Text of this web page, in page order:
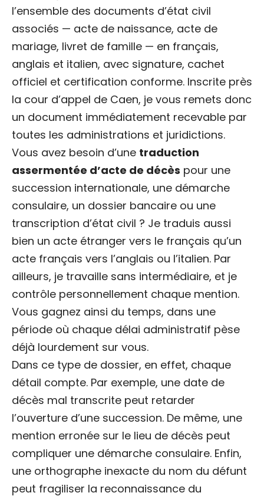
l’ensemble des documents d’état civil
associés — acte de naissance, acte de
mariage, livret de famille — en français,
anglais et italien, avec signature, cachet
officiel et certification conforme. Inscrite près
la cour d’appel de Caen, je vous remets donc
un document immédiatement recevable par
toutes les administrations et juridictions.
Vous avez besoin d’une traduction
assermentée d’acte de décès pour une
succession internationale, une démarche
consulaire, un dossier bancaire ou une
transcription d’état civil ? Je traduis aussi
bien un acte étranger vers le français qu’un
acte français vers l’anglais ou l’italien. Par
ailleurs, je travaille sans intermédiaire, et je
contrôle personnellement chaque mention.
Vous gagnez ainsi du temps, dans une
période où chaque délai administratif pèse
déjà lourdement sur vous.
Dans ce type de dossier, en effet, chaque
détail compte. Par exemple, une date de
décès mal transcrite peut retarder
l’ouverture d’une succession. De même, une
mention erronée sur le lieu de décès peut
compliquer une démarche consulaire. Enfin,
une orthographe inexacte du nom du défunt
peut fragiliser la reconnaissance du